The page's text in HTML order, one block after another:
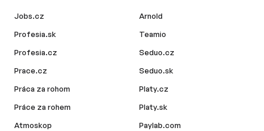
Jobs.cz
Profesia.sk
Profesia.cz
Prace.cz
Práca za rohom
Práce za rohem
Atmoskop
Arnold
Teamio
Seduo.cz
Seduo.sk
Platy.cz
Platy.sk
Paylab.com